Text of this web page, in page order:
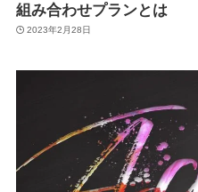
組み合わせプランとは
2023年2月28日